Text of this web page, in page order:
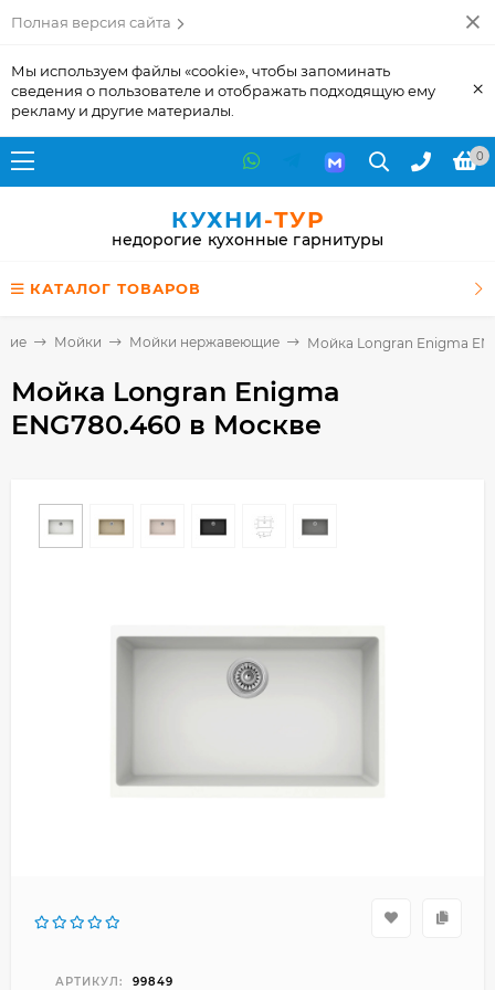
Полная версия сайта
Мы используем файлы «cookie», чтобы запоминать
сведения о пользователе и отображать подходящую ему
рекламу и другие материалы.
×
0
КУХНИ-ТУР
недорогие кухонные гарнитуры
КАТАЛОГ ТОВАРОВ
Мойки Мойки нержавеющие Мойка Longran Enigma
Мойка Longran Enigma
ENG780.460 в Москве
АРТИКУЛ: 99849